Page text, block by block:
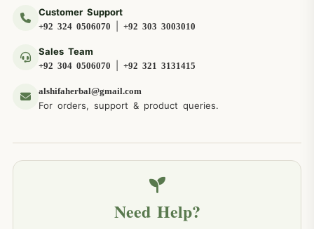
Customer Support
+92 324 0506070 +92 303 3003010
Sales Team
+92 304 0506070 +92 321 3131415
alshifaherbal@gmail.com
For orders, support & product queries.
Need Help?